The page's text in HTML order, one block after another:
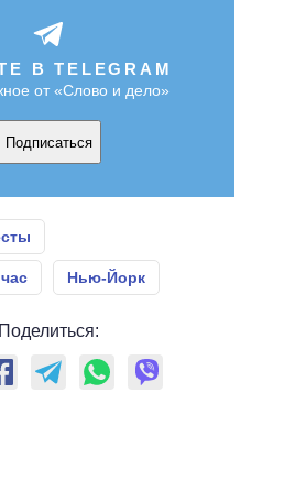
В TELEGRAM
от «Слово и дело»
Подписаться
Нью-Йорк
Поделиться: